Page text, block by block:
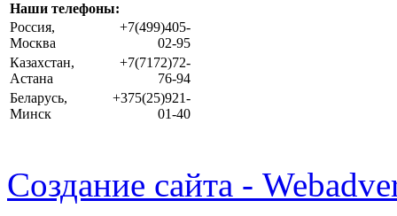
Наши телефоны:
Россия,
Москва
+7(499)405-
02-95
Казахстан,
Астана
+7(7172)72-
76-94
Беларусь,
Минск
+375(25)921-
01-40
Создание сайта -